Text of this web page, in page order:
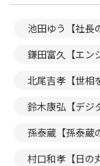
池田ゆう【社長
鎌田富久【エン
北尾吉孝【世相
鈴木康弘【デジ
孫泰蔵【孫泰蔵
村口和孝【日の